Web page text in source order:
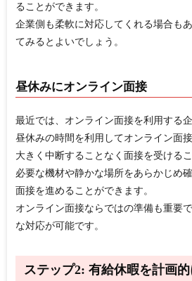
ることができます。
企業側も柔軟に対応してくれる場合も
てみるとよいでしょう。
昼休みにオンライン面接
最近では、オンライン面接を利用する
昼休みの時間を利用してオンライン面
大きく中断することなく面接を受ける
必要な機材や静かな場所をあらかじめ
面接を進めることができます。
オンライン面接ならではの準備も重要
な対応が可能です。
ステップ2: 有給休暇を計画